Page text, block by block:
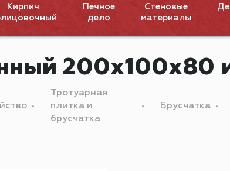
Кирпич
Печное
дело
Стеновые
материалы
200х100х80
Тротуарная
плитка и
брусчатка
Брусчатка